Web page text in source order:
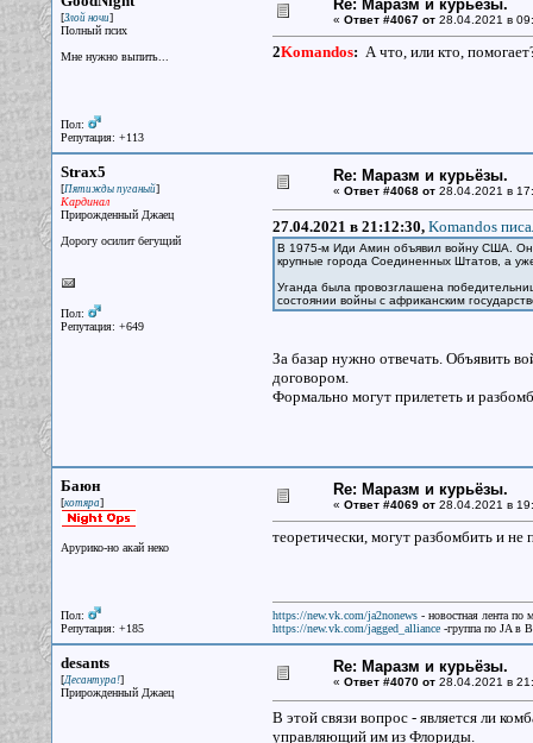
[Злой ночи]
Полный псих
Мне нужно выпить...
Пол:
Репутация: +113
Re: Маразм и курьёзы.
« Ответ #4067 от28.04.2021 в
2Komandos: А что, или кто,
Strax5
[Пятижды пуганый]
Кардинал
Прирожденный Джаец
Дорогу осилит бегущий
Пол:
Репутация: +649
Re: Маразм и курьёзы.
« Ответ #4068 от28.04.2021 в
27.04.2021 в 21:12:30, Komandos
В 1975-м Иди Амин объявил войну США. Он
крупные города Соединенных Штатов, а
Уганда была провозглашена
состоянии войны с африканским
За базар нужно отвечать. Объявить
договором.
Формально могут прилететь и
Баюн
[котяра]
Арурико-но акай неко
Пол:
Репутация: +185
Re: Маразм и курьёзы.
« Ответ #4069 от28.04.2021 в
теоретически, могут разбомбить и не
https://new.vk.com/ja2nonews- новостная лента по
https://new.vk.com/jagged_alliance-группа по JA в
desants
[Десантура!]
Прирожденный Джаец
Re: Маразм и курьёзы.
« Ответ #4070 от28.04.2021 в
В этой связи вопрос - является ли
управляющий им из Флориды.